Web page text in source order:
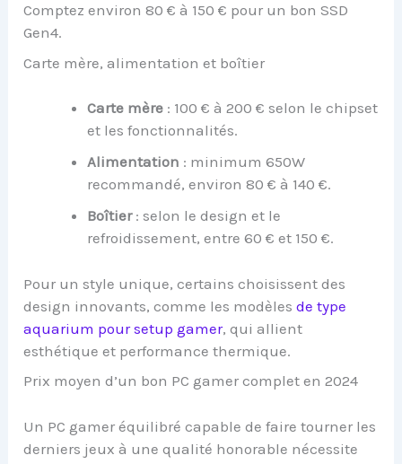
Comptez environ 80 € à 150 € pour un bon SSD
Gen4.
Carte mère, alimentation et boîtier
Carte mère : 100 € à 200 € selon le chipset
et les fonctionnalités.
Alimentation : minimum 650W
recommandé, environ 80 € à 140 €.
Boîtier: selon le design et le
refroidissement, entre 60 € et 150 €.
Pour un style unique, certains choisissent des
design innovants, comme les modèlesde type
aquarium pour setup gamer, qui allient
esthétique et performance thermique.
Prix moyen d’un bon PC gamer complet en 2024
Un PC gamer équilibré capable de faire tourner les
derniers jeux à une qualité honorable nécessite